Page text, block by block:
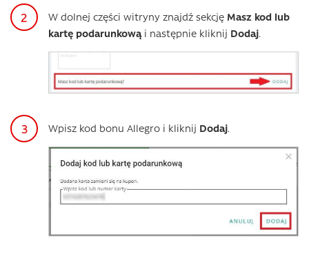
W dolnej części witryny znajdź sekcję Masz kod lub
kartę podarunkowąi następnie kliknij Dodaj.
Wpisz kod bonu Allegro i kliknij Dodaj.